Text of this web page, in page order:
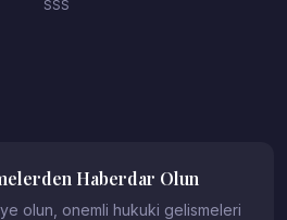
SSS
Haberdar Olun
olun, onemli hukuki gelismeleri